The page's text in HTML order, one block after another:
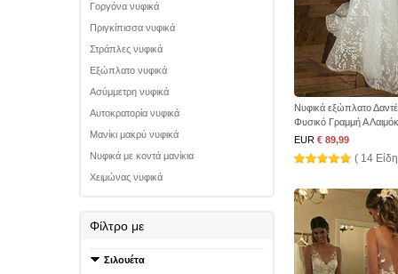
Γοργόνα νυφικά
Πριγκίπισσα νυφικά
Στράπλες νυφικά
Εξώπλατο νυφικά
Ασύμμετρη νυφικά
Αυτοκρατορία νυφικά
Μανίκι μακρύ νυφικά
Νυφικά με κοντά μανίκια
Χειμώνας νυφικά
Φίλτρο με
Σιλουέτα
Νυφικά εξώπλατο
Φυσικό Γραμμή Α
EUR € 89,99
( 14